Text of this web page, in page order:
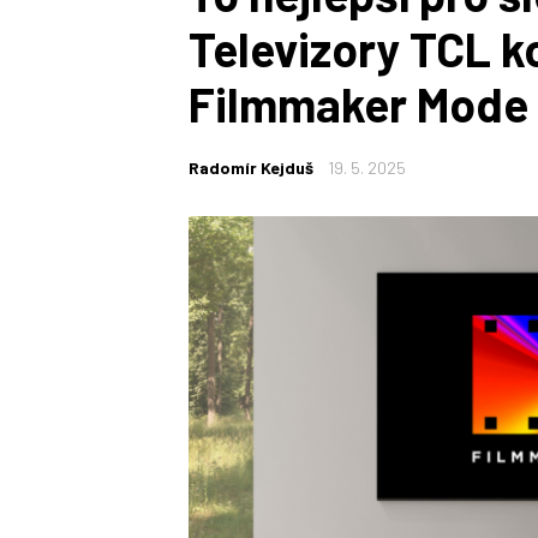
Televizory TCL
Filmmaker Mode
Radomír Kejduš 19. 5. 2025